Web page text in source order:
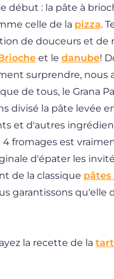
début : la pâte à
celle de la pizza.
de douceurs et de
et le danube!
surprendre, nous
de tous, le Grana
divisé la pâte levée
et d'autres
fromages est
d'épater les
de la classique pâtes
garantissons qu'elle
la recette de la